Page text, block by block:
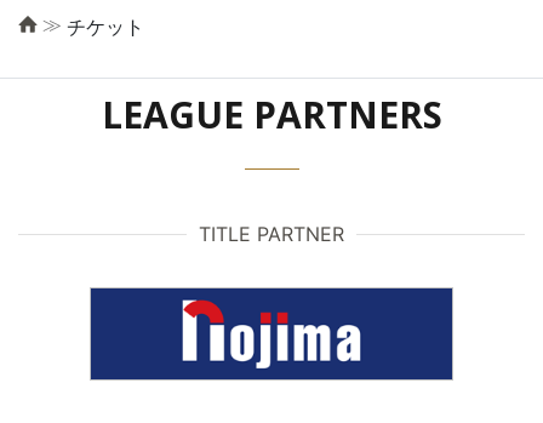
≫ チケット
LEAGUE PARTNERS
TITLE PARTNER